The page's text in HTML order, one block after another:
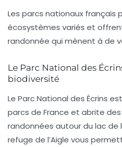
Les parcs nationaux français
écosystèmes variés et
randonnée qui mènent à de
Le Parc National des
biodiversité
Le Parc National des Écrins
parcs de France et abrite
randonnées autour du lac de
refuge de l’Aigle vous